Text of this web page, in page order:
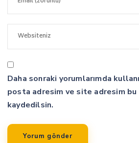
Daha sonraki yorumlarımda
posta adresim ve site adresim bu
kaydedilsin.